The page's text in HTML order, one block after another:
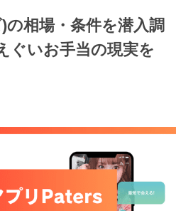
相場・条件を潜入調
ぐいお手当の現実を